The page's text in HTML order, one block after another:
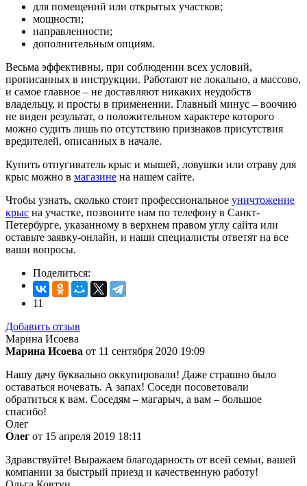
для помещений или открытых участков;
мощности;
направленности;
дополнительным опциям.
Весьма эффективны, при соблюдении всех условий,
прописанных в инструкции. Работают не локально, а массово,
и самое главное – не доставляют никаких неудобств
владельцу, и просты в применении. Главный минус – воочию
не виден результат, о положительном характере которого
можно судить лишь по отсутствию признаков присутствия
вредителей, описанных в начале.
Купить отпугиватель крыс и мышей, ловушки или отраву для
крыс можно в магазине на нашем сайте.
Чтобы узнать, сколько стоит профессиональное уничтожение
крыс на участке, позвоните нам по телефону в Санкт-
Петербурге, указанному в верхнем правом углу сайта или
оставьте заявку-онлайн, и наши специалисты ответят на все
ваши вопросы.
Поделиться:
11
Добавить отзыв
Марина Исоева
Марина Исоева от 11 сентября 2020 19:09
Нашу дачу буквально оккупировали! Даже страшно было
оставаться ночевать. А запах! Соседи посоветовали
обратиться к вам. Соседям – магарыч, а вам – большое
спасибо!
Олег
Олег от 15 апреля 2019 18:11
Здравствуйте! Выражаем благодарность от всей семьи, вашей
компании за быстрый приезд и качественную работу!